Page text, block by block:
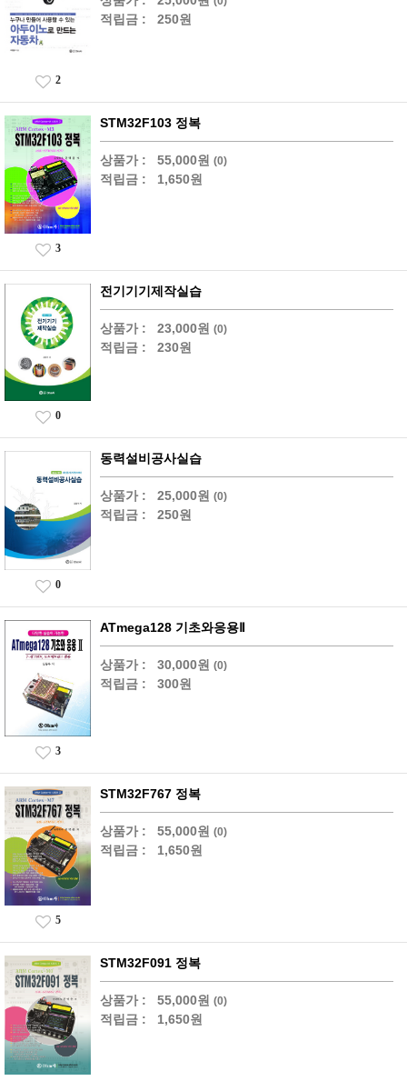
적립금 : 250원
2
STM32F103 정복
상품가 : 55,000원 (0)
적립금 : 1,650원
3
전기기기제작실습
상품가 : 23,000원 (0)
적립금 : 230원
0
동력설비공사실습
상품가 : 25,000원 (0)
적립금 : 250원
0
ATmega128 기초와응용Ⅱ
상품가 : 30,000원 (0)
적립금 : 300원
3
STM32F767 정복
상품가 : 55,000원 (0)
적립금 : 1,650원
5
STM32F091 정복
상품가 : 55,000원 (0)
적립금 : 1,650원